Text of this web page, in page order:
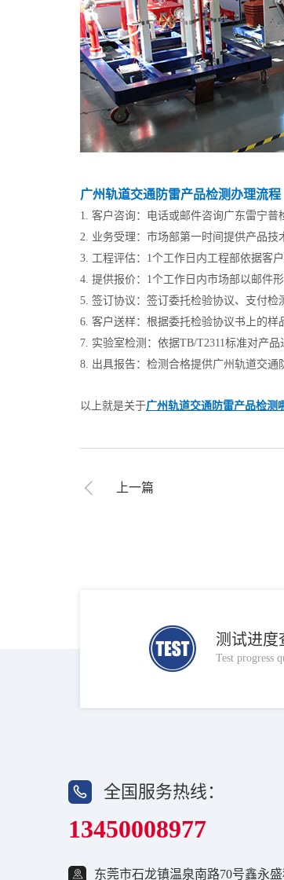
广州轨道交通防雷产品检测办理流程
1. 客户咨询：电话或邮件咨询广东雷宁普
2. 业务受理：市场部第一时间提供产品技
3. 工程评估：1个工作日内工程部依据客
4. 提供报价：1个工作日内市场部以邮件
5. 签订协议：签订委托检验协议、支付检
6. 客户送样：根据委托检验协议书上的样
7. 实验室检测：依据TB/T2311标准对产品
8. 出具报告：检测合格提供广州轨道交通
以上就是关于广州轨道交通防雷产品检测
上一篇
测试进度
Test progress
全国服务热线：
13450008977
东莞市石龙镇温泉南路70号鑫永